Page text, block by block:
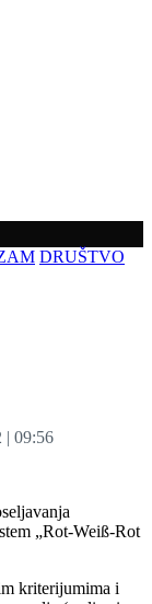
DRUŠTVO
| 09:56
„Rot-Weiß-Rot
kriterijumima i